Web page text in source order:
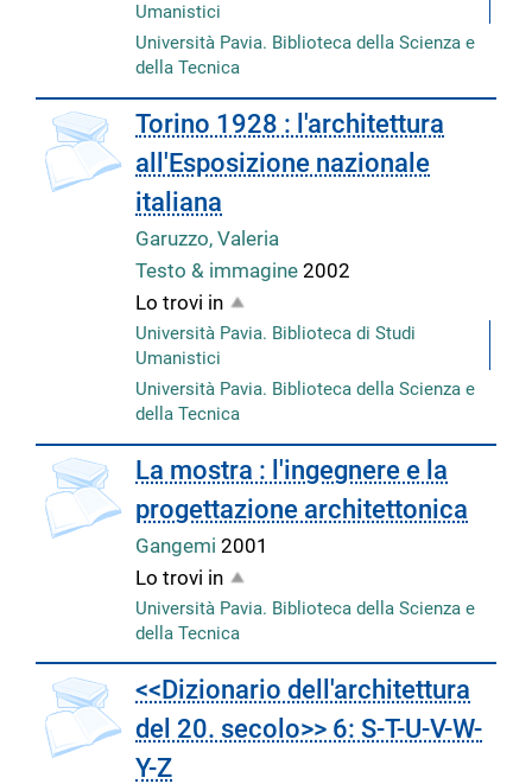
Umanistici
Università Pavia. Biblioteca della Scienza e
della Tecnica
Torino 1928 : l'architettura
all'Esposizione nazionale
italiana
Garuzzo, Valeria
Testo & immagine2002
Lo trovi in
Università Pavia. Biblioteca di Studi
Umanistici
Università Pavia. Biblioteca della Scienza e
della Tecnica
copertina
La mostra : l'ingegnere e la
progettazione architettonica
Gangemi2001
Lo trovi in
Università Pavia. Biblioteca della Scienza e
della Tecnica
<<Dizionario dell'architettura
del 20. secolo>> 6: S-T-U-V-W-
Y-Z